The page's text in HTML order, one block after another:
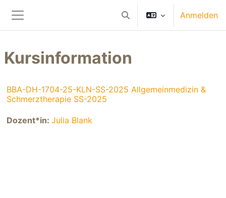
Website-Übersicht
Sucheingabe umschalten
Anmelden
Kursinformation
BBA-DH-1704-25-KLN-SS-2025 Allgemeinmedizin &
Schmerztherapie SS-2025
Dozent*in: Julia Blank